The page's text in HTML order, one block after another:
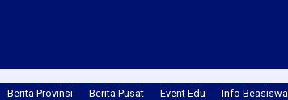
Berita Provinsi Berita Pusat Event Edu Info Beasiswa